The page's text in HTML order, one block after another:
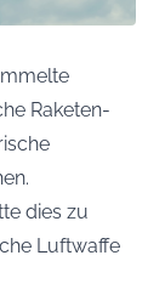
Raketen-
dies zu
Luftwaffe